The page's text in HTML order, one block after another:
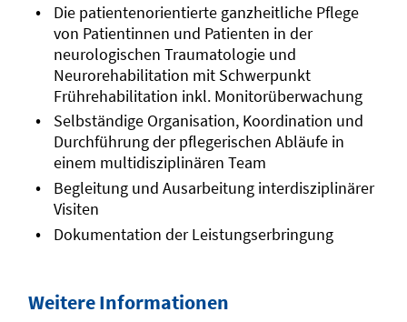
Die patientenorientierte ganzheitliche Pflege
von Patientinnen und Patienten in der
neurologischen Traumatologie und
Neurorehabilitation mit Schwerpunkt
Frührehabilitation inkl. Monitorüberwachung
Selbständige Organisation, Koordination und
Durchführung der pflegerischen Abläufe in
einem multidisziplinären Team
Begleitung und Ausarbeitung interdisziplinärer
Visiten
Dokumentation der Leistungserbringung
Weitere Informationen